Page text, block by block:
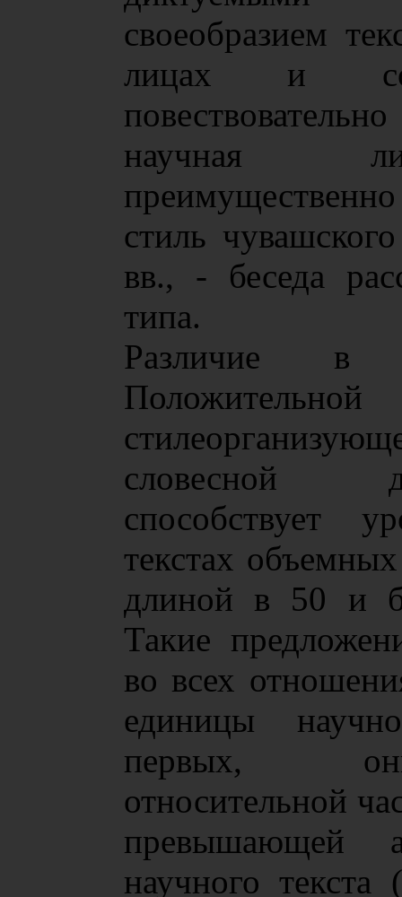
своеобразием
лицах и
научная
стиль
вв., - беседа
типа.
Различие в
словесной
способствует
текстах
длиной в 50 и
Такие
во всех
единицы
первых, они
относительной
превышающей
научного